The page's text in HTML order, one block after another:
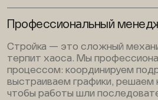
Профессиональный
Стройка — это сложный
терпит хаоса. Мы
процессом: координируем
выстраиваем графики, решаем
чтобы работы шли